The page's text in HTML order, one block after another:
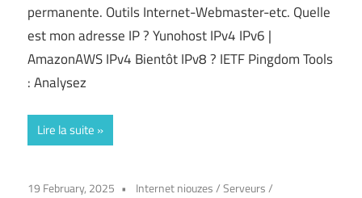
permanente. Outils Internet-Webmaster-etc. Quelle
est mon adresse IP ? Yunohost IPv4 IPv6 |
AmazonAWS IPv4 Bientôt IPv8 ? IETF Pingdom Tools
: Analysez
Lire la suite
19 February, 2025 Internet niouzes/Serveurs/